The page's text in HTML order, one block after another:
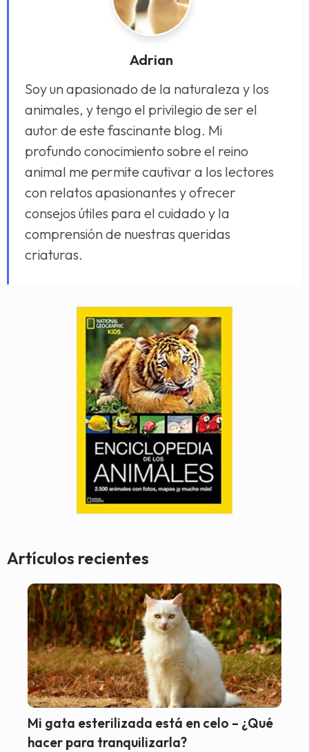
Adrian
Soy un apasionado de la naturaleza y los
animales, y tengo el privilegio de ser el
autor de este fascinante blog. Mi
profundo conocimiento sobre el reino
animal me permite cautivar a los lectores
con relatos apasionantes y ofrecer
consejos útiles para el cuidado y la
comprensión de nuestras queridas
criaturas.
Artículos recientes
Mi gata esterilizada está en celo – ¿Qué
hacer para tranquilizarla?